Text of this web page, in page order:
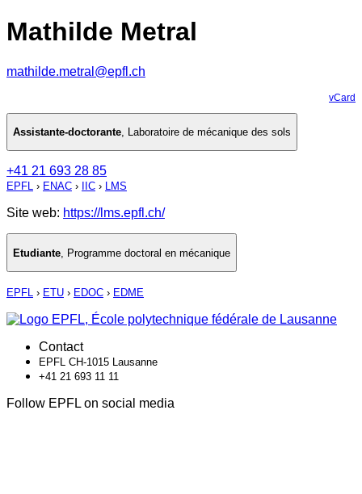
Mathilde Metral
mathilde.metral@epfl.ch
vCard
Assistante-doctorante, Laboratoire de mécanique des sols
+41 21 693 28 85
EPFL › ENAC › IIC › LMS
Site web: https://lms.epfl.ch/
Etudiante Programme doctoral en mécanique
EPFL › ETU › EDOC › EDME
Contact
EPFL CH-1015 Lausanne
+41 21 693 11 11
Follow EPFL on social media